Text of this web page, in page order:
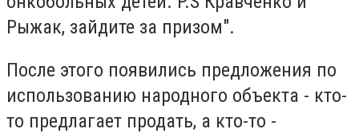
Рыжак, зайдите за призом".
После этого появились предложения по
использованию народного объекта - кто-
то предлагает продать, а кто-то -